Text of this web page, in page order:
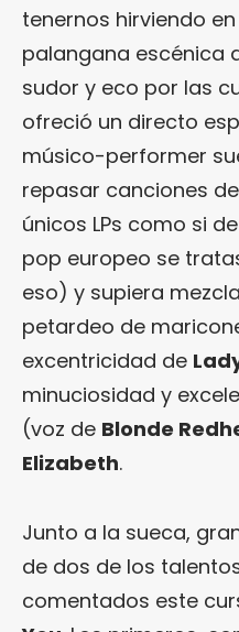
tenernos hirviendo
palangana escénica
sudor y eco por las
ofreció un directo
músico-performer
repasar canciones
únicos LPs como si
pop europeo se
eso) y supiera
petardeo de
excentricidad de
minuciosidad y
(voz de Blonde
Elizabeth.
Junto a la sueca,
de dos de los
comentados este